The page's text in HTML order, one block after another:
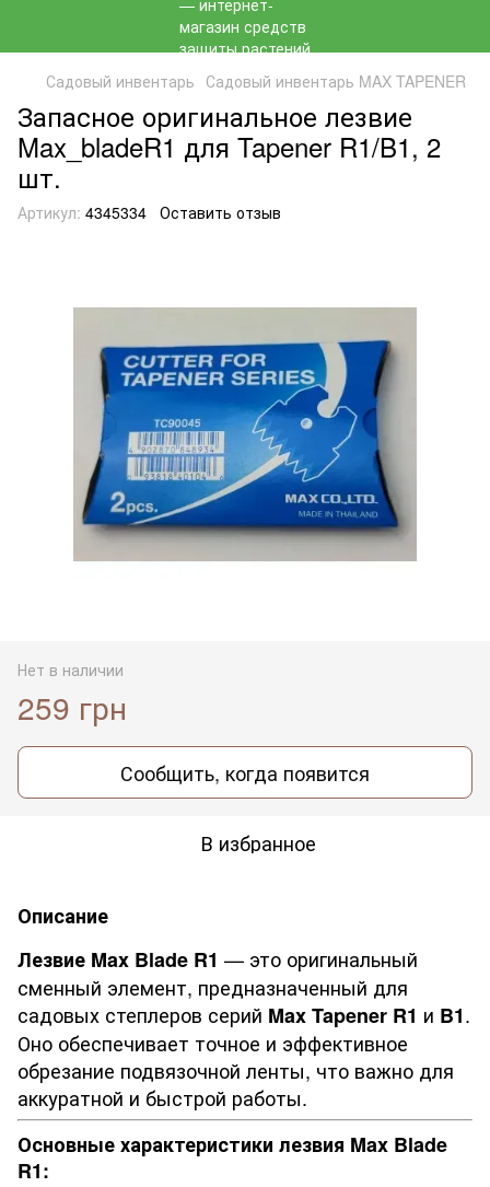
Садовый инвентарь Садовый инвентарь MAX TAPENER
Запасное оригинальное лезвие
Max_bladeR1 для Tapener R1/B1, 2
шт.
Артикул: 4345334 Оставить отзыв
Нет в наличии
259 грн
Сообщить, когда появится
В избранное
Описание
Лезвие Max Blade R1 — это оригинальный
сменный элемент, предназначенный для
садовых степлеров серий Max Tapener R1 и B1.
Оно обеспечивает точное и эффективное
обрезание подвязочной ленты, что важно для
аккуратной и быстрой работы.
Основные характеристики лезвия Max Blade
R1: